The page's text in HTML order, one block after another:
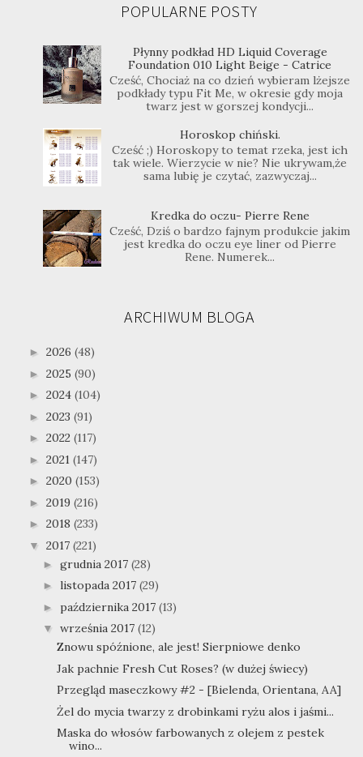
POPULARNE POSTY
Płynny podkład HD Liquid Coverage
Foundation 010 Light Beige - Catrice
Cześć, Chociaż na co dzień wybieram lżejsze
podkłady typu Fit Me, w okresie gdy moja
twarz jest w gorszej kondycji...
Horoskop chiński.
Cześć ;) Horoskopy to temat rzeka, jest ich
tak wiele. Wierzycie w nie? Nie ukrywam,że
sama lubię je czytać, zazwyczaj...
Kredka do oczu- Pierre Rene
Cześć, Dziś o bardzo fajnym produkcie jakim
jest kredka do oczu eye liner od Pierre
Rene. Numerek...
ARCHIWUM BLOGA
► 2026 (48)
► 2025 (90)
► 2024 (104)
► 2023 (91)
► 2022 (117)
► 2021 (147)
► 2020 (153)
► 2019 (216)
► 2018 (233)
▼ 2017 (221)
► grudnia 2017 (28)
► listopada 2017 (29)
► października 2017 (13)
▼ września 2017 (12)
Znowu spóźnione, ale jest! Sierpniowe denko
Jak pachnie Fresh Cut Roses? (w dużej świecy)
Przegląd maseczkowy #2 - [Bielenda, Orientana, AA]
Żel do mycia twarzy z drobinkami ryżu alos i jaśmi...
Maska do włosów farbowanych z olejem z pestek
wino...